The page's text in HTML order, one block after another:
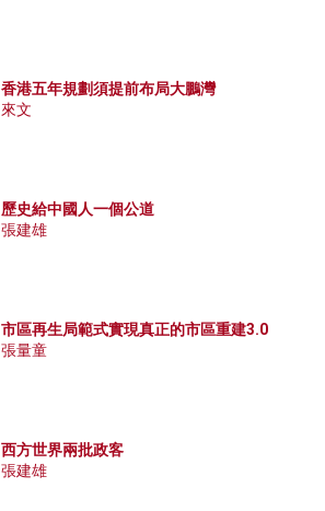
香港五年規劃須提前布局大鵬灣
來文
歷史給中國人一個公道
張建雄
市區再生局範式實現真正的市區重建3.0
張量童
西方世界兩批政客
張建雄